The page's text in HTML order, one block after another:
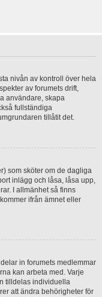
nivån av kontroll över hela
av forumets drift,
användare, skapa
fullständiga
tillåtit det.
som sköter om de dagliga
inlägg och låsa, låsa upp,
I allmänhet så finns
ifrån ämnet eller
in forumets medlemmar
kan arbeta med. Varje
tilldelas individuella
att ändra behörigheter för